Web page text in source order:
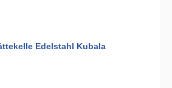
Edelstahl Kubala